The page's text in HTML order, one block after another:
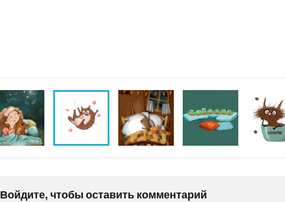
Войдите, чтобы оставить комментарий